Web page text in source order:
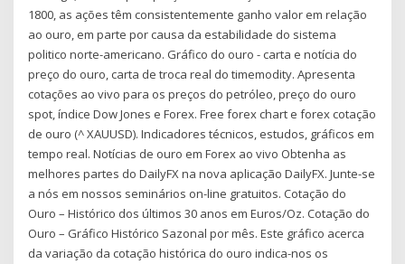
1800, as ações têm consistentemente ganho valor em relação
ao ouro, em parte por causa da estabilidade do sistema
politico norte-americano. Gráfico do ouro - carta e notícia do
preço do ouro, carta de troca real do timemodity. Apresenta
cotações ao vivo para os preços do petróleo, preço do ouro
spot, índice Dow Jones e Forex. Free forex chart e forex cotação
de ouro (^ XAUUSD). Indicadores técnicos, estudos, gráficos em
tempo real. Notícias de ouro em Forex ao vivo Obtenha as
melhores partes do DailyFX na nova aplicação DailyFX. Junte-se
a nós em nossos seminários on-line gratuitos. Cotação do
Ouro – Histórico dos últimos 30 anos em Euros/Oz. Cotação do
Ouro – Gráfico Histórico Sazonal por mês. Este gráfico acerca
da variação da cotação histórica do ouro indica-nos os